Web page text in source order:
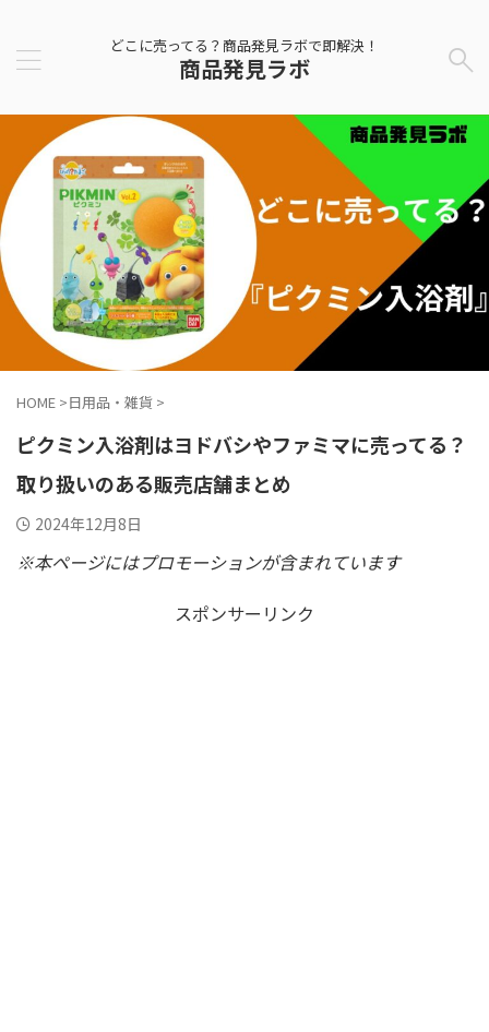
どこに売ってる？商品発見ラボで即解決！
商品発見ラボ
HOME >日用品・雑貨 >
ピクミン入浴剤はヨドバシやファミマに売ってる？
取り扱いのある販売店舗まとめ
2024年12月8日
※本ページにはプロモーションが含まれています
スポンサーリンク